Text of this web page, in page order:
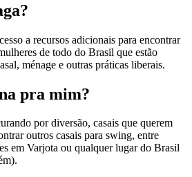
a recursos adicionais para encontrar
de todo do Brasil que estão
ménage e outras práticas liberais.
pra mim?
por diversão, casais que querem
outros casais para swing, entre
em Varjota ou qualquer lugar do Brasil